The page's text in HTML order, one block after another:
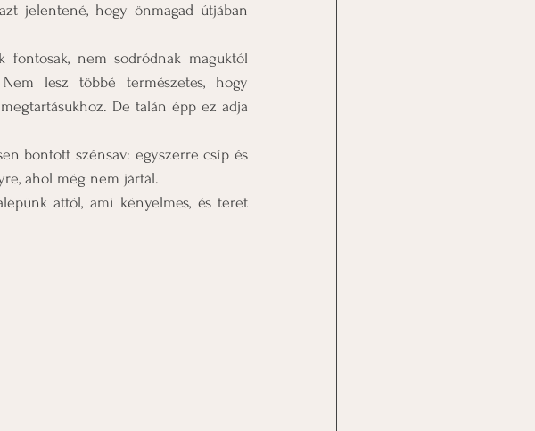
jelentené, hogy önmagad útjában
fontosak, nem sodródnak maguktól
lesz többé természetes, hogy
De talán épp ez adja
bontott szénsav: egyszerre csíp és
ahol még nem jártál.
attól, ami kényelmes, és teret